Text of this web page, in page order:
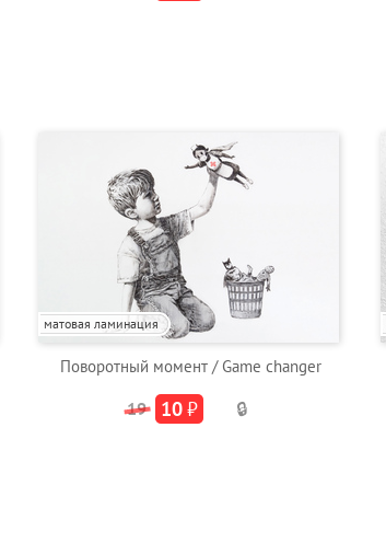
матовая ламинация
Поворотный момент / Game changer
19 10₽ 🔒